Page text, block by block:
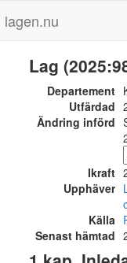
lagen.nu
Lag
Departement
Utfärdad
Ändring införd
Ikraft
Upphäver
Källa
Senast hämtad